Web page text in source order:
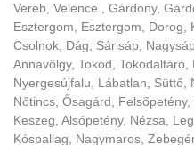
Vereb, Velence , Gárdony,
Esztergom, Esztergom, Dorog,
Csolnok, Dág, Sárisáp,
Annavölgy, Tokod,
Nyergesújfalu, Lábatlan, Süttő,
Nőtincs, Ősagárd,
Keszeg, Alsópetény, Nézsa,
Kóspallag, Nagymaros,